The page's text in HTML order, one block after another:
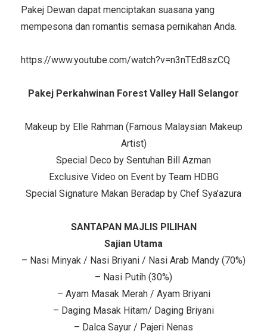
Pakej Dewan dapat menciptakan suasana yang
mempesona dan romantis semasa pernikahan Anda.
https://www.youtube.com/watch?v=n3nTEd8szCQ
Pakej Perkahwinan Forest Valley Hall Selangor
Makeup by Elle Rahman (Famous Malaysian Makeup
Artist)
Special Deco by Sentuhan Bill Azman
Exclusive Video on Event by Team HDBG
Special Signature Makan Beradap by Chef Sya’azura
SANTAPAN MAJLIS PILIHAN
Sajian Utama
– Nasi Minyak / Nasi Briyani / Nasi Arab Mandy (70%)
– Nasi Putih (30%)
– Ayam Masak Merah / Ayam Briyani
– Daging Masak Hitam/ Daging Briyani
– Dalca Sayur / Pajeri Nenas